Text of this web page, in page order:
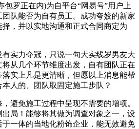
包罗正在内)为自平台“网易号”用户上
队能否为自有员工。成功夸姣的新家
，并以实地沟通和正式合同商定为
力夺冠，只说一句大实线岁男友大
将从几个环节维度出发，自有团队正在
实上凡是更清晰，但愿以上消息能帮
人的、团队取固定施工步队？
免施工过程中呈现不需要的增项。
局！能够将其做为调查对象之一，设
一体的当地化粉饰企业，能无效避免